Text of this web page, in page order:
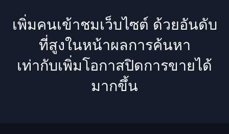
เพิ่มคนเข้าชมเว็บไซต์ ด้วยอันดับ
ที่สูงในหน้าผลการค้นหา
เท่ากับเพิ่มโอกาสปิดการขายได้
มากขึ้น